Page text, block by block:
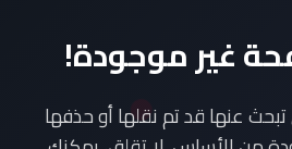
غير موجودة!
عنها قد تم نقلها أو حذفها